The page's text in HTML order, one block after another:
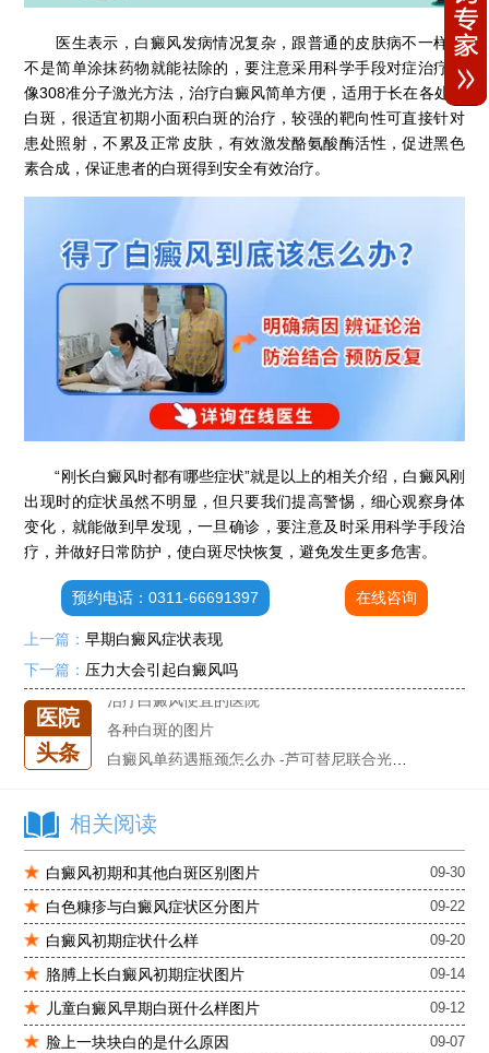
医生表示，白癜风发病情况复杂，跟普通的皮肤病不一样，
不是简单涂抹药物就能祛除的，要注意采用科学手段对症治疗，
像308准分子激光方法，治疗白癜风简单方便，适用于长在各处的
白斑，很适宜初期小面积白斑的治疗，较强的靶向性可直接针对
患处照射，不累及正常皮肤，有效激发酪氨酸酶活性，促进黑色
素合成，保证患者的白斑得到安全有效治疗。
“刚长白癜风时都有哪些症状”就是以上的相关介绍，白癜风刚
出现时的症状虽然不明显，但只要我们提高警惕，细心观察身体
变化，就能做到早发现，一旦确诊，要注意及时采用科学手段治
疗，并做好日常防护，使白斑尽快恢复，避免发生更多危害。
预约电话：0311-66691397 在线咨询
上一篇：早期白癜风症状表现
下一篇： 压力大会引起白癜风吗
医院
头条
石家庄专治白斑医院
治疗白癜风便宜的医院
各种白斑的图片
进口芦可替尼临床公益招募50名——石家庄远大第5届青少年白癜风复色夏令营启动
肚子上有几块白色斑块怎么治
白癜风发病多久进入扩散期
小孩有白斑是怎么回事
石家庄治白癜风的正规医院
石家庄远大中医皮肤医院怎么样
石家庄专治白斑医院
治疗白癜风便宜的医院
各种白斑的图片
肚子上有几块白色斑块怎么治
相关阅读
白癜风初期和其他白斑区别图片 09-30
白色糠疹与白癜风症状区分图片 09-22
白癜风初期症状什么样 09-20
胳膊上长白癜风初期症状图片 09-14
儿童白癜风早期白斑什么样图片 09-12
脸上一块块白的是什么原因 09-07